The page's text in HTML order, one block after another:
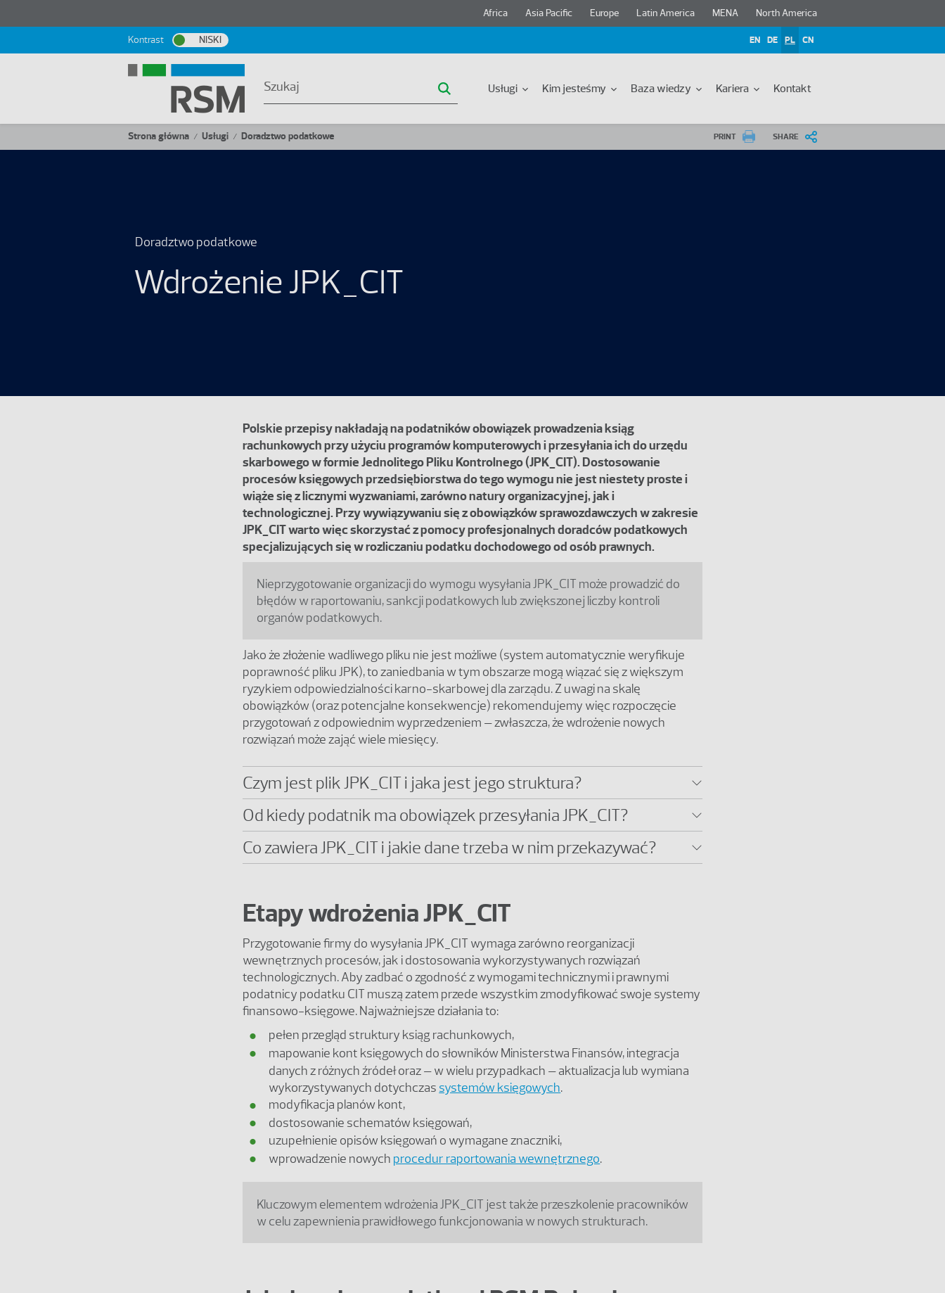
Header region menu
Africa Asia Pacific Europe Latin America MENA North America
Kontrast NISKI EN DE PL CN
Usługi Kim jesteśmy Baza wiedzy Kariera Kontakt
Ścieżka nawigacyjna
Strona główna / Usługi / Doradztwo podatkowe PRINT SHARE
Doradztwo podatkowe
Wdrożenie JPK_CIT
Polskie przepisy nakładają na podatników obowiązek prowadzenia ksiąg
rachunkowych przy użyciu programów komputerowych i przesyłania ich do urzędu
skarbowego w formie Jednolitego Pliku Kontrolnego (JPK_CIT). Dostosowanie
procesów księgowych przedsiębiorstwa do tego wymogu nie jest niestety proste i
wiąże się z licznymi wyzwaniami, zarówno natury organizacyjnej, jak i
technologicznej. Przy wywiązywaniu się z obowiązków sprawozdawczych w zakresie
JPK_CIT warto więc skorzystać z pomocy profesjonalnych doradców podatkowych
specjalizujących się w rozliczaniu podatku dochodowego od osób prawnych.
Nieprzygotowanie organizacji do wymogu wysyłania JPK_CIT może prowadzić do
błędów w raportowaniu, sankcji podatkowych lub zwiększonej liczby kontroli
organów podatkowych.
Jako że złożenie wadliwego pliku nie jest możliwe (system automatycznie weryfikuje
poprawność pliku JPK), to zaniedbania w tym obszarze mogą wiązać się z większym
ryzykiem odpowiedzialności karno-skarbowej dla zarządu. Z uwagi na skalę
obowiązków (oraz potencjalne konsekwencje) rekomendujemy więc rozpoczęcie
przygotowań z odpowiednim wyprzedzeniem – zwłaszcza, że wdrożenie nowych
rozwiązań może zająć wiele miesięcy.
Czym jest plik JPK_CIT i jaka jest jego struktura?
Od kiedy podatnik ma obowiązek przesyłania JPK_CIT?
Co zawiera JPK_CIT i jakie dane trzeba w nim przekazywać?
Etapy wdrożenia JPK_CIT
Przygotowanie firmy do wysyłania JPK_CIT wymaga zarówno reorganizacji
wewnętrznych procesów, jak i dostosowania wykorzystywanych rozwiązań
technologicznych. Aby zadbać o zgodność z wymogami technicznymi i prawnymi
podatnicy podatku CIT muszą zatem przede wszystkim zmodyfikować swoje systemy
finansowo-księgowe. Najważniejsze działania to:
pełen przegląd struktury ksiąg rachunkowych,
mapowanie kont księgowych do słowników Ministerstwa Finansów, integracja
danych z różnych źródeł oraz – w wielu przypadkach – aktualizacja lub wymiana
wykorzystywanych dotychczas systemów księgowych.
modyfikacja planów kont,
dostosowanie schematów księgowań,
uzupełnienie opisów księgowań o wymagane znaczniki,
wprowadzenie nowych procedur raportowania wewnętrznego.
Kluczowym elementem wdrożenia JPK_CIT jest także przeszkolenie pracowników
w celu zapewnienia prawidłowego funkcjonowania w nowych strukturach.